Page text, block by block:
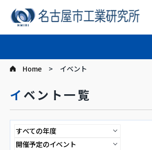
Home イベント
イベント一覧